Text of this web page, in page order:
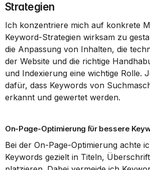
Strategien
Ich konzentriere mich auf konkrete
Keyword-Strategien wirksam zu
die Anpassung von Inhalten, die
der Website und die richtige
und Indexierung eine wichtige Rolle.
dafür, dass Keywords von
erkannt und gewertet werden.
On-Page-Optimierung für bessere
Bei der On-Page-Optimierung achte
Keywords gezielt in Titeln,